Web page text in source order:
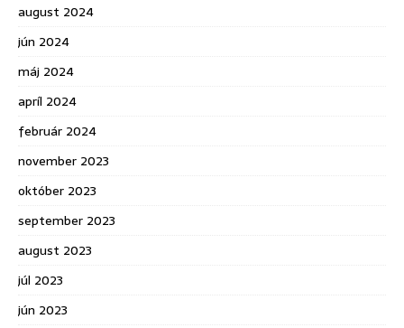
august 2024
jún 2024
máj 2024
apríl 2024
február 2024
november 2023
október 2023
september 2023
august 2023
júl 2023
jún 2023